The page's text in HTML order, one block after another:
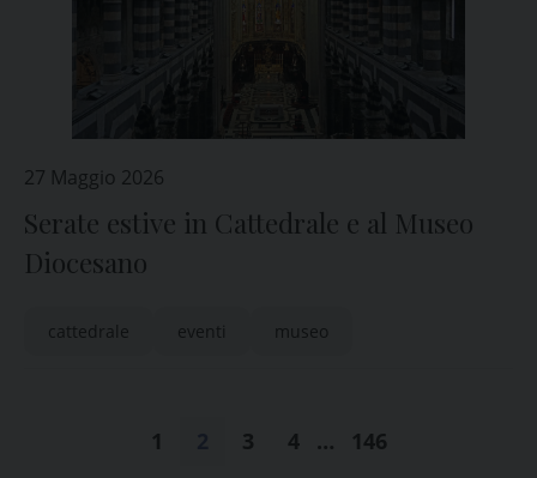
27 Maggio 2026
Serate estive in Cattedrale e al Museo
Diocesano
cattedrale eventi museo
1 3 4 …
146